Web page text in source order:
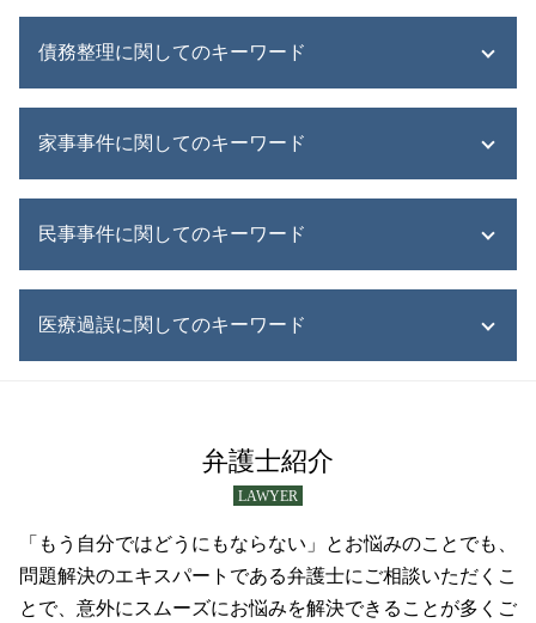
遺産 相続人 いない
遺産 あげたくない
遺産分割協議書 作成
遺産 あてにする
遺産相続 分配
江別市 相続問題
遺産 相続放棄
寄与分 相続
遺産 もめる原因
債務整理に関してのキーワード
債務整理 すぐ
債務整理中 借入
債務整理 すると どうなる
債務整理 種類
債務整理 すぐできる
債務整理
債務整理 手続き 流れ
債務整理 岩見沢市
家事事件に関してのキーワード
家事事件 調停
財産分与 家事事件
家事事件 遺産分割
家事事件 申立て
離婚調停 流れ
家事事件 弁護士
民事事件に関してのキーワード
不動産取引 弁護士
交通事故 被害
連帯保証人 解除 弁護士
交通事故 賠償金
民事事件 起訴
民事事件 傍聴
民事再生
医療過誤に関してのキーワード
医療事故 弁護士
医療事故 どこに相談
医療過誤 医療事故
弁護士紹介
LAWYER
「もう自分ではどうにもならない」とお悩みのことでも、
問題解決のエキスパートである弁護士にご相談いただくこ
とで、意外にスムーズにお悩みを解決できることが多くご